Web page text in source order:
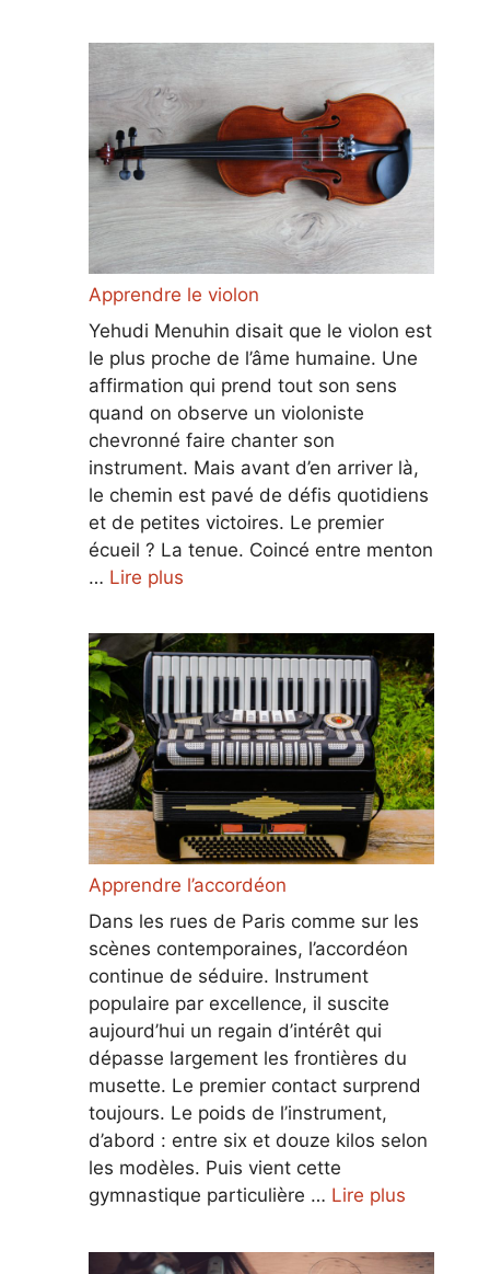
Apprendre le violon
Yehudi Menuhin disait que le violon est
le plus proche de l’âme humaine. Une
affirmation qui prend tout son sens
quand on observe un violoniste
chevronné faire chanter son
instrument. Mais avant d’en arriver là,
le chemin est pavé de défis quotidiens
et de petites victoires. Le premier
écueil ? La tenue. Coincé entre menton
… Lire plus
Apprendre l’accordéon
Dans les rues de Paris comme sur les
scènes contemporaines, l’accordéon
continue de séduire. Instrument
populaire par excellence, il suscite
aujourd’hui un regain d’intérêt qui
dépasse largement les frontières du
musette. Le premier contact surprend
toujours. Le poids de l’instrument,
d’abord : entre six et douze kilos selon
les modèles. Puis vient cette
gymnastique particulière … Lire plus